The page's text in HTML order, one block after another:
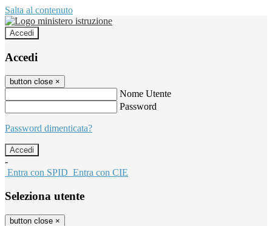
Salta al contenuto
Accedi
Accedi
button close ×
Nome Utente
Password
Password dimenticata?
-
Entra con SPID Entra con CIE
Seleziona utente
button close ×